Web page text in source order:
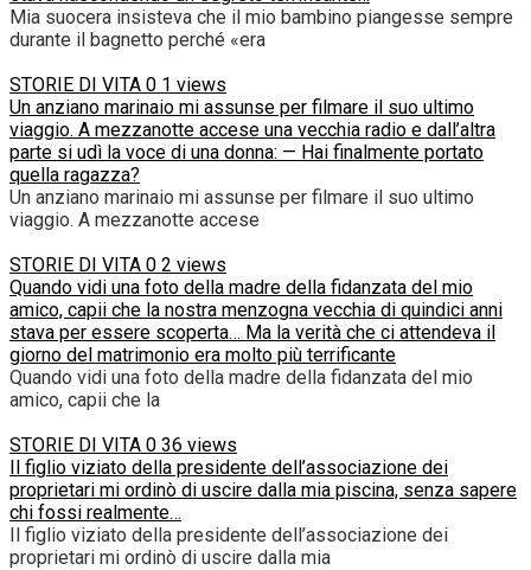
Mia suocera insisteva che il mio bambino piangesse sempre
durante il bagnetto perché «era
STORIE DI VITA 0 1 views
Un anziano marinaio mi assunse per filmare il suo ultimo
viaggio. A mezzanotte accese una vecchia radio e dall’altra
parte si udì la voce di una donna: — Hai finalmente portato
quella ragazza?
Un anziano marinaio mi assunse per filmare il suo ultimo
viaggio. A mezzanotte accese
STORIE DI VITA 0 2 views
Quando vidi una foto della madre della fidanzata del mio
amico, capii che la nostra menzogna vecchia di quindici anni
stava per essere scoperta… Ma la verità che ci attendeva il
giorno del matrimonio era molto più terrificante
Quando vidi una foto della madre della fidanzata del mio
amico, capii che la
STORIE DI VITA 0 36 views
Il figlio viziato della presidente dell’associazione dei
proprietari mi ordinò di uscire dalla mia piscina, senza sapere
chi fossi realmente…
Il figlio viziato della presidente dell’associazione dei
proprietari mi ordinò di uscire dalla mia